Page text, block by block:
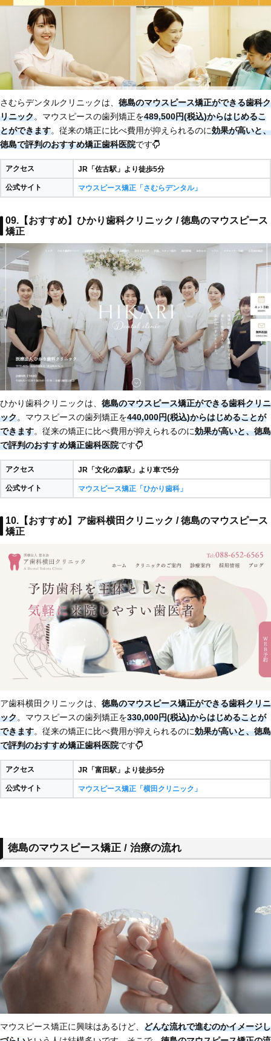
さむらデンタルクリニックは、 徳島のマウスピース矯正ができる歯科ク
リニック。マウスピースの歯列矯正を489,500円(税込)からはじめるこ
とができます。従来の矯正に比べ費用が抑えられるのに効果が高いと、
徳島で評判のおすすめ矯正歯科医院です
アクセス JR「佐古駅」より徒歩5分
公式サイト マウスピース矯正「さむらデンタル」
09.【おすすめ】ひかり歯科クリニック / 徳島のマウスピース
矯正
ひかり歯科クリニックは、 徳島のマウスピース矯正ができる歯科クリニ
ック。マウスピースの歯列矯正を440,000円(税込)からはじめることが
できます。従来の矯正に比べ費用が抑えられるのに効果が高いと、徳島
で評判のおすすめ矯正歯科医院です
アクセス JR「文化の森駅」より車で5分
公式サイト マウスピース矯正「ひかり歯科」
10.【おすすめ】ア歯科横田クリニック / 徳島のマウスピース
矯正
ア歯科横田クリニックは、 徳島のマウスピース矯正ができる歯科クリニ
ック。マウスピースの歯列矯正を330,000円(税込)からはじめることが
できます。従来の矯正に比べ費用が抑えられるのに効果が高いと、徳島
で評判のおすすめ矯正歯科医院です
アクセス JR「富田駅」より徒歩5分
公式サイト マウスピース矯正「横田クリニック」
徳島のマウスピース矯正 / 治療の流れ
マウスピース矯正に興味はあるけど、 どんな流れで進むのかイメージし